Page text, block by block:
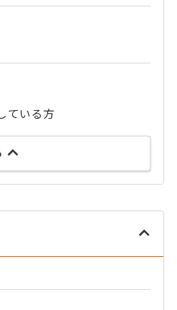
ている方